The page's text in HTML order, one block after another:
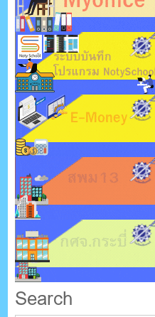
Search